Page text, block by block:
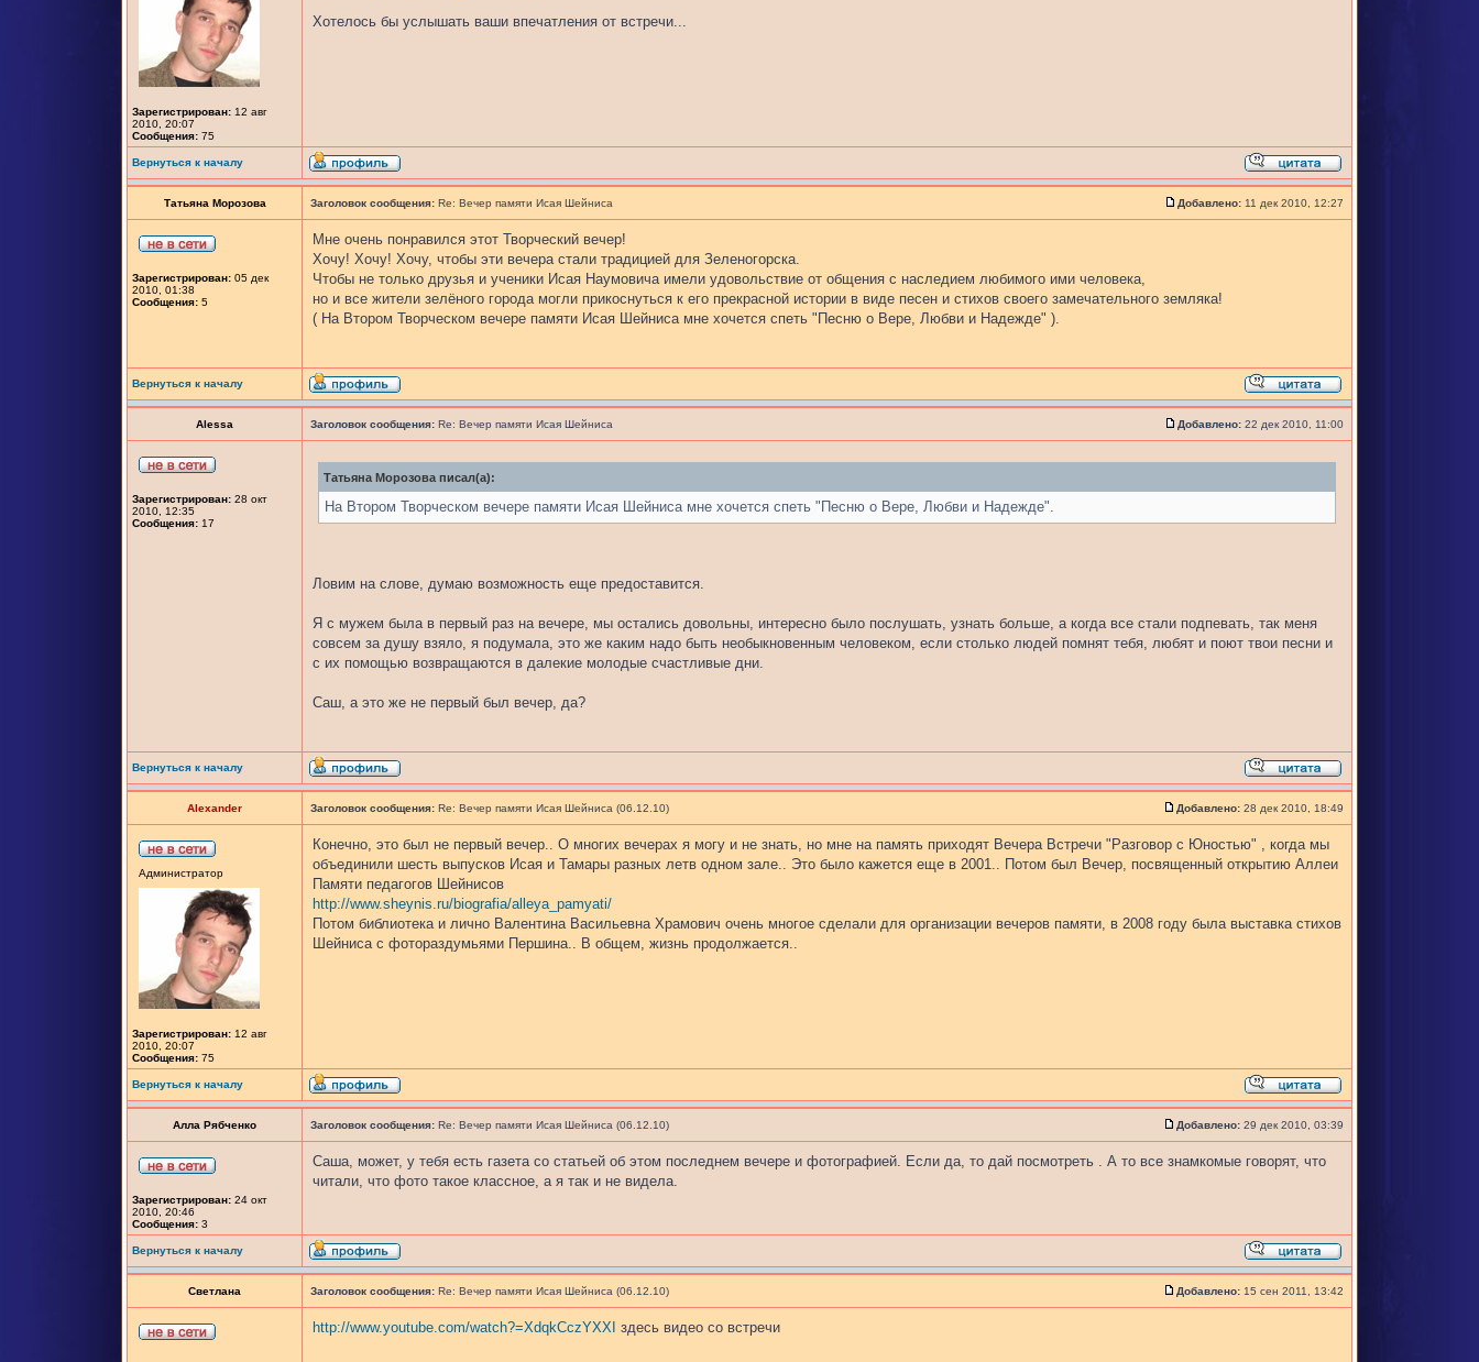
Зарегистрирован: 12 авг
2010, 20:07
Сообщения: 75
Хотелось бы услышать ваши впечатления от встречи...
Вернуться к началу
Татьяна Морозова Заголовок сообщения: Re: Вечер памяти Исая Шейниса Добавлено: 11 дек 2010, 12:27
Зарегистрирован: 05 дек
2010, 01:38
Сообщения: 5
Мне очень понравился этот Творческий вечер!
Хочу! Хочу! Хочу, чтобы эти вечера стали традицией для Зеленогорска.
Чтобы не только друзья и ученики Исая Наумовича имели удовольствие от общения с наследием любимого ими человека,
но и все жители зелёного города могли прикоснуться к его прекрасной истории в виде песен и стихов своего замечательного земляка!
( На Втором Творческом вечере памяти Исая Шейниса мне хочется спеть "Песню о Вере, Любви и Надежде" ).
Вернуться к началу
Alessa Заголовок сообщения: Re: Вечер памяти Исая Шейниса Добавлено: 22 дек 2010, 11:00
Зарегистрирован: 28 окт
2010, 12:35
Сообщения: 17
Татьяна Морозова писал(а):
На Втором Творческом вечере памяти Исая Шейниса мне хочется спеть "Песню о Вере, Любви и Надежде".
Ловим на слове, думаю возможность еще предоставится.
Я с мужем была в первый раз на вечере, мы остались довольны, интересно было послушать, узнать больше, а когда все стали подпевать, так меня
совсем за душу взяло, я подумала, это же каким надо быть необыкновенным человеком, если столько людей помнят тебя, любят и поют твои песни и
с их помощью возвращаются в далекие молодые счастливые дни.
Саш, а это же не первый был вечер, да?
Вернуться к началу
Alexander Заголовок сообщения: Re: Вечер памяти Исая Шейниса (06.12.10) Добавлено: 28 дек 2010, 18:49
Администратор
Зарегистрирован: 12 авг
2010, 20:07
Сообщения: 75
Конечно, это был не первый вечер.. О многих вечерах я могу и не знать, но мне на память приходят Вечера Встречи "Разговор с Юностью" , когда мы
объединили шесть выпусков Исая и Тамары разных летв одном зале.. Это было кажется еще в 2001.. Потом был Вечер, посвященный открытию Аллеи
Памяти педагогов Шейнисов
http://www.sheynis.ru/biografia/alleya_pamyati/
Потом библиотека и лично Валентина Васильевна Храмович очень многое сделали для организации вечеров памяти, в 2008 году была выставка стихов
Шейниса с фотораздумьями Першина.. В общем, жизнь продолжается..
Вернуться к началу
Алла Рябченко Заголовок сообщения: Re: Вечер памяти Исая Шейниса (06.12.10) Добавлено: 29 дек 2010, 03:39
Зарегистрирован: 24 окт
2010, 20:46
Сообщения: 3
Саша, может, у тебя есть газета со статьей об этом последнем вечере и фотографией. Если да, то дай посмотреть . А то все знамкомые говорят, что
читали, что фото такое классное, а я так и не видела.
Вернуться к началу
Светлана Заголовок сообщения: Re: Вечер памяти Исая Шейниса (06.12.10) Добавлено: 15 сен 2011, 13:42
http://www.youtube.com/watch?=XdqkCczYXXI здесь видео со встречи